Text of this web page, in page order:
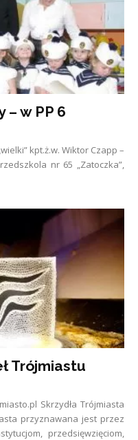
– w PP 6
kpt.ż.w. Wiktor Czapp –
nr 65 „Zatoczka”,
Trójmiastu
Skrzydła Trójmiasta
przyznawana jest przez
przedsięwzięciom,